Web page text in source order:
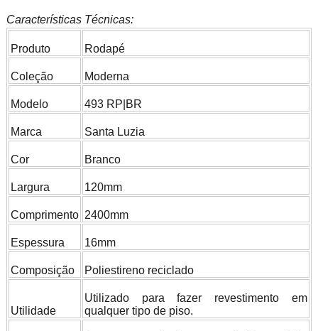
Características Técnicas:
Produto Rodapé
Coleção Moderna
Modelo 493 RP|BR
Marca Santa Luzia
Cor Branco
Largura 120mm
Comprimento 2400mm
Espessura 16mm
Composição Poliestireno reciclado
Utilidade
Utilizado para fazer revestimento em
qualquer tipo de piso.